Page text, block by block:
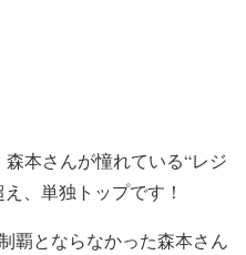
本さんが憧れている“レジ
、単独トップです！
覇とならなかった森本さん